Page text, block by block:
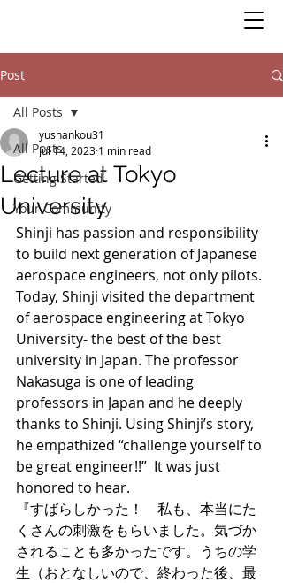
Post
All Posts
Getting Started
Your Community
All Posts
Lecture at Tokyo
University
yushankou31
Jul 14, 2023 1 min read
Shinji has passion and responsibility
to build next generation of Japanese
aerospace engineers, not only pilots.
Today, Shinji visited the department
of aerospace engineering at Tokyo
University- the best of the best
university in Japan. The professor
Nakasuga is one of leading
professors in Japan and he deeply
thanks to Shinji. Using Shinji’s story,
he empathized “challenge yourself to
be great engineer!!”  It was just
honored to hear.
『すばらしかった！　私も、本当にた
くさんの刺激をもらいました。気づか
されることも多かったです。うちの学
生（おとなしいので、終わった後、最